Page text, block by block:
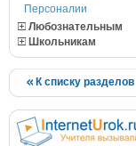
Персоналии
Любознательным
Школьникам
К списку разделов